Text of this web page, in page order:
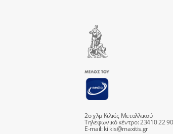
2ο χλμ Κιλκίς Μεταλλικού
Τηλεφωνικό κέντρο: 23410 22
E-mail:kilkis@maxitis.gr